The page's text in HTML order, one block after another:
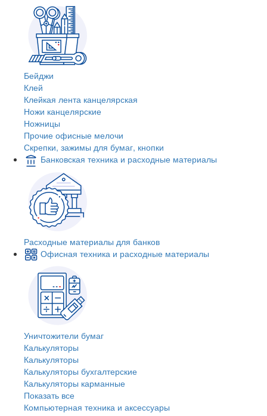
Бейджи
Клей
Клейкая лента канцелярская
Ножи канцелярские
Ножницы
Прочие офисные мелочи
Скрепки, зажимы для бумаг, кнопки
Банковская техника и расходные материалы
Расходные материалы для банков
Офисная техника и расходные материалы
Уничтожители бумаг
Калькуляторы
Калькуляторы
Калькуляторы бухгалтерские
Калькуляторы карманные
Показать все
Компьютерная техника и аксессуары